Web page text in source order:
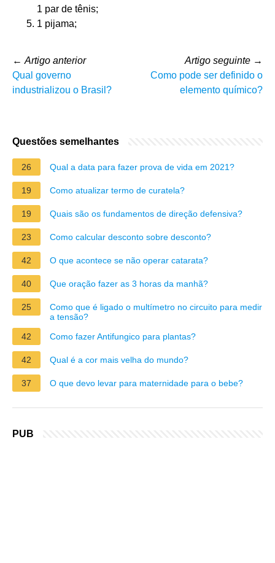
1 par de tênis;
1 pijama;
← Artigo anterior
Qual governo
industrializou o Brasil?
Artigo seguinte →
Como pode ser definido o
elemento químico?
Questões semelhantes
26 Qual a data para fazer prova de vida em 2021?
19 Como atualizar termo de curatela?
19 Quais são os fundamentos de direção defensiva?
23 Como calcular desconto sobre desconto?
42 O que acontece se não operar catarata?
40 Que oração fazer as 3 horas da manhã?
25
Como que é ligado o multímetro no circuito para medir
a tensão?
42
Como fazer Antifungico para plantas?
42 Qual é a cor mais velha do mundo?
37 O que devo levar para maternidade para o bebe?
PUB